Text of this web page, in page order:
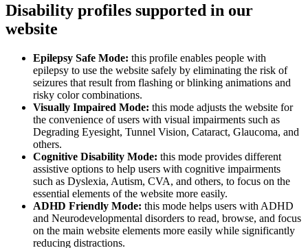
Disability profiles supported in our
website
Epilepsy Safe Mode: this profile enables people with
epilepsy to use the website safely by eliminating the risk of
seizures that result from flashing or blinking animations and
risky color combinations.
Visually Impaired Mode: this mode adjusts the website for
the convenience of users with visual impairments such as
Degrading Eyesight, Tunnel Vision, Cataract, Glaucoma, and
others.
Cognitive Disability Mode: this mode provides different
assistive options to help users with cognitive impairments
such as Dyslexia, Autism, CVA, and others, to focus on the
essential elements of the website more easily.
ADHD Friendly Mode: this mode helps users with ADHD
and Neurodevelopmental disorders to read, browse, and focus
on the main website elements more easily while significantly
reducing distractions.